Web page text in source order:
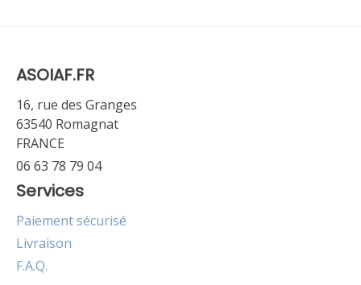
ASOIAF.FR
16, rue des Granges
63540 Romagnat
FRANCE
06 63 78 79 04
Services
Paiement sécurisé
Livraison
F.A.Q.